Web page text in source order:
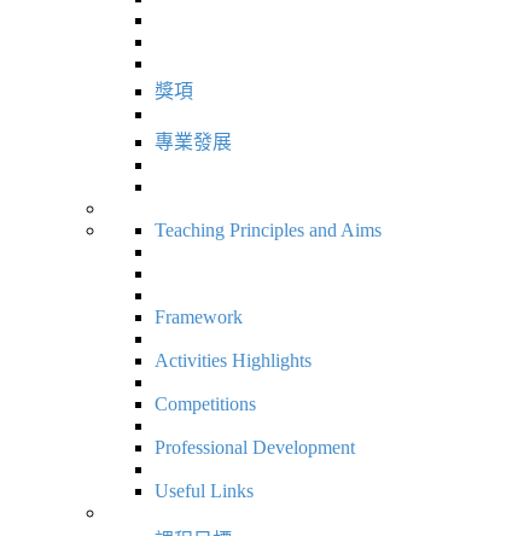
獎項
專業發展
Teaching Principles and Aims
Framework
Activities Highlights
Competitions
Professional Development
Useful Links